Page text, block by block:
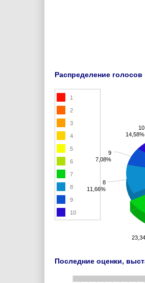
Распределение
10
14,58%
9
7,08%
8
11,66%
1
2
3
4
5
6
7
8
9
10
Последние оценки,